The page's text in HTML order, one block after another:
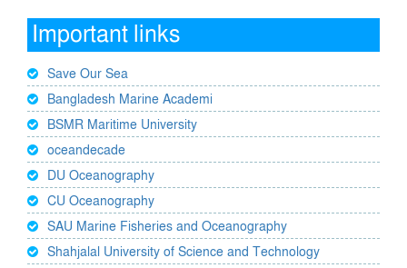
Important links
Save Our Sea
Bangladesh Marine Academi
BSMR Maritime University
oceandecade
DU Oceanography
CU Oceanography
SAU Marine Fisheries and Oceanography
Shahjalal University of Science and Technology